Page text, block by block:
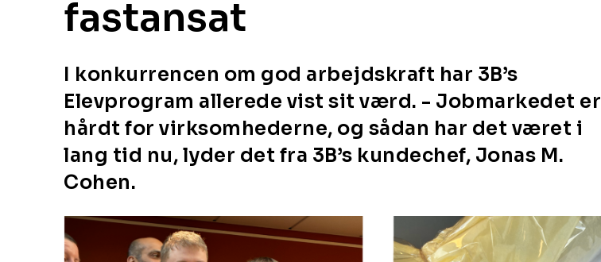
fastansat
I konkurrencen om god arbejdskraft har 3B’s
Elevprogram allerede vist sit værd. - Jobmarkedet er
hårdt for virksomhederne, og sådan har det været i
lang tid nu, lyder det fra 3B’s kundechef, Jonas M.
Cohen.